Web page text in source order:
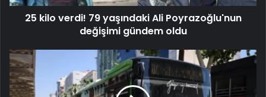
25 kilo verdi! 79 yaşındaki Ali Poyrazoğlu'nun
değişimi gündem oldu